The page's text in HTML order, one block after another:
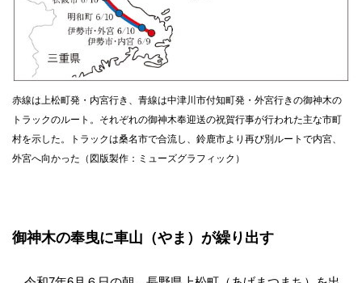
赤線は上松町発・内宮行き、青線は中津川市付知町発・外宮行きの御神木の
トラックのルート。それぞれの御神木奉迎送の祝賀行事が行われた主な市町
村を示した。トラックは桑名市で合流し、鈴鹿市より再び別ルートで内宮、
外宮へ向かった（図版製作：ミューズグラフィック）
御神木の奉曳に車山（やま）が繰り出す